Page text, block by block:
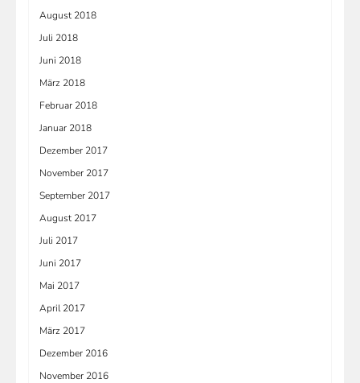
August 2018
Juli 2018
Juni 2018
März 2018
Februar 2018
Januar 2018
Dezember 2017
November 2017
September 2017
August 2017
Juli 2017
Juni 2017
Mai 2017
April 2017
März 2017
Dezember 2016
November 2016